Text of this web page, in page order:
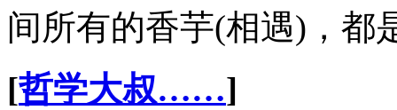
间所有的香芋(相遇)，都
[哲学大叔……]